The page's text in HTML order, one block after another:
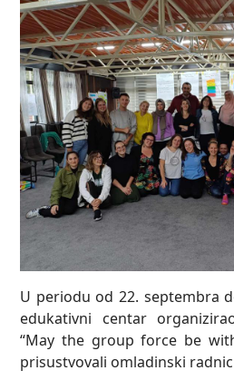
U periodu od 22. septembra
edukativni centar
“May the group force be
prisustvovali omladinski